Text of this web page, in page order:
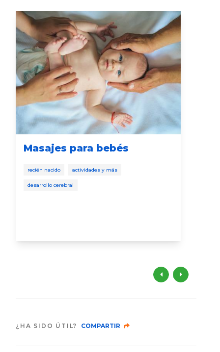
Masajes para bebés
recién nacido actividades y más
desarrollo cerebral
¿HA SIDO ÚTIL? COMPARTIR